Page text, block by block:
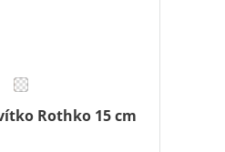
Rothko 15 cm